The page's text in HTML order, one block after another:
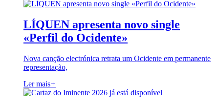
LÍQUEN apresenta novo single
«Perfil do Ocidente»
Nova canção electrónica retrata um Ocidente em permanente
representação,
Ler mais+